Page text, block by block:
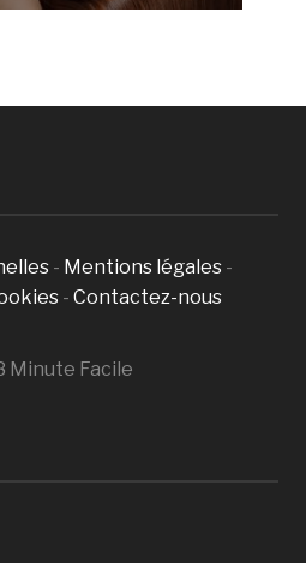
- Mentions légales -
- Contactez-nous
Minute Facile